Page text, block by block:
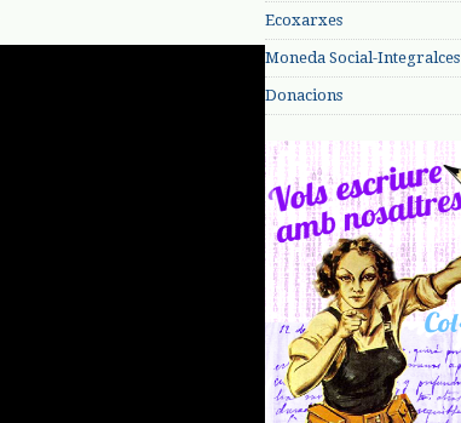
Ecoxarxes
Moneda Social-Integralces
Donacions